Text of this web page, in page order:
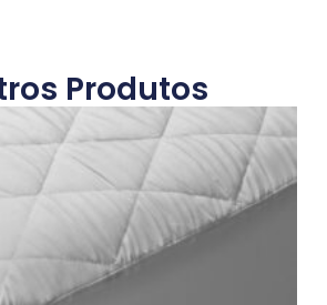
Produtos